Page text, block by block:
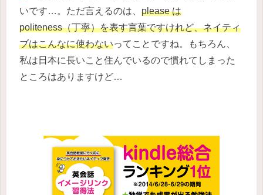
いです…。ただ言えるのは、 please は
politeness（丁寧）を表す言葉ですけれど、ネイティ
ブはこんなに使わないってことですね。もちろん、
私は日本に長いこと住んでいるので慣れてしまった
ところはありますけど…